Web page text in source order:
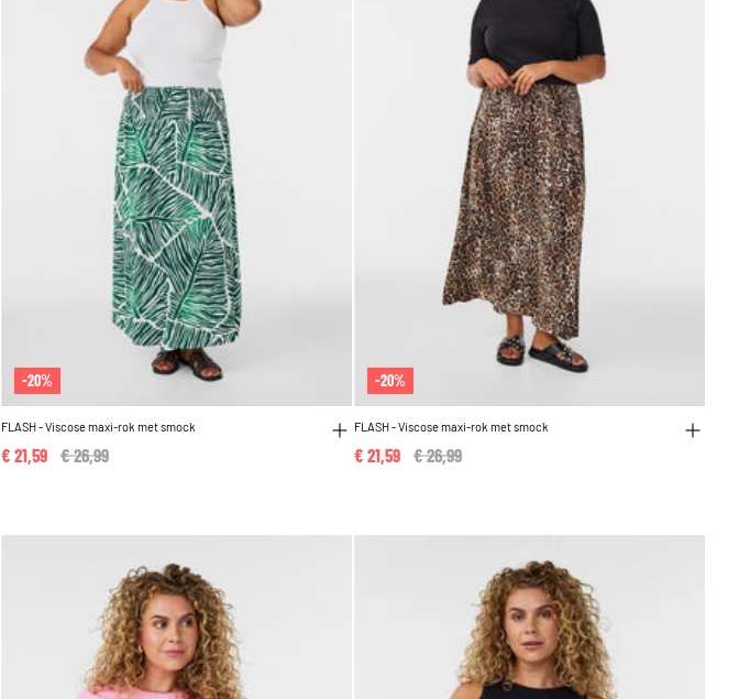
-20%
FLASH - Viscose maxi-rok met smock
Price reduced from
€ 26,99
€ 21,59
-20%
FLASH - Viscose maxi-rok met smock
Price reduced from
€ 26,99
€ 21,59